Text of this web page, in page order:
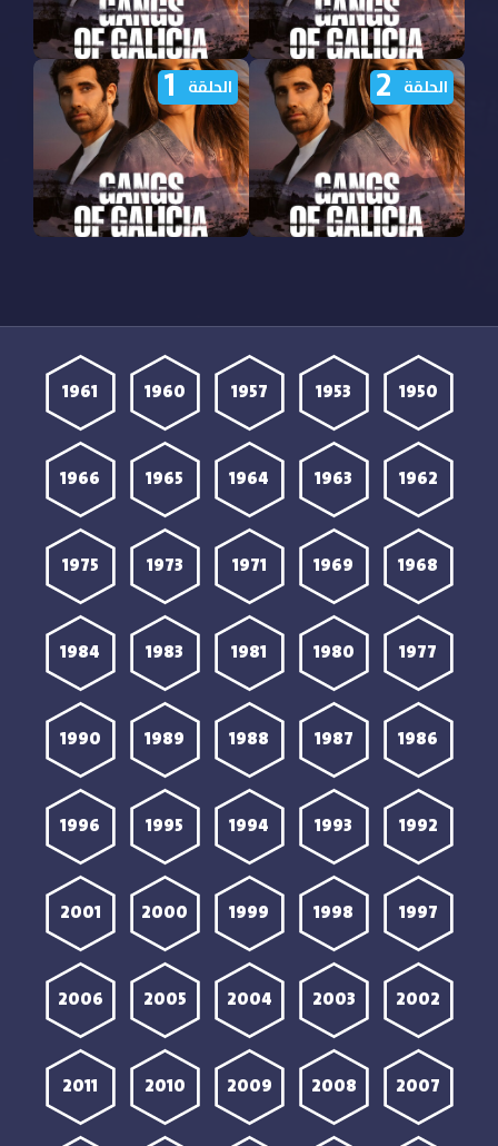
مشاهدة مسلسل Gangs of
Galicia الموسم الثاني
الحلقة 4 مترجمة
مشاهدة مسلسل Gangs of
Galicia الموسم الثاني
الحلقة 3 مترجمة
الحلقة 2 الحلقة 1
1950
1953
1957
1960
1961
1962
1963
1964
1965
1966
1968
1969
1971
1973
1975
1977
1980
1981
1983
1984
1986
1987
1988
1989
1990
1992
1993
1994
1995
1996
1997
1998
1999
2000
2001
2002
2003
2004
2005
2006
2007
2008
2009
2010
2011